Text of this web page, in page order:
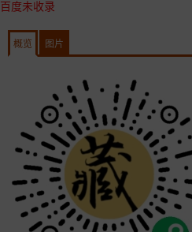
百度未收录
概览 图片